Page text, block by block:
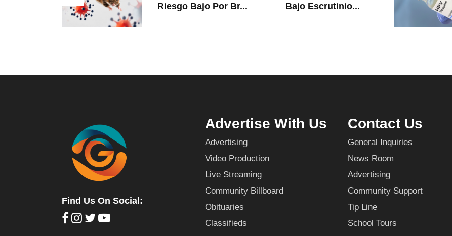
Riesgo Bajo Por Br...
Bajo Escrutinio...
Find Us On Social:
Advertise With Us
Advertising
Video Production
Live Streaming
Community Billboard
Obituaries
Classifieds
Contact Us
General Inquiries
News Room
Advertising
Community Support
Tip Line
School Tours